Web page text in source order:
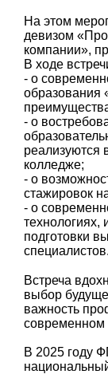
На этом
девизом
компании»,
В ходе
- о
образования
- о
реализуются
колледже;
- о
стажировок
- о
технологиях,
подготовки
специалистов.
Встреча
выбор
важность
современном
В 2025 году